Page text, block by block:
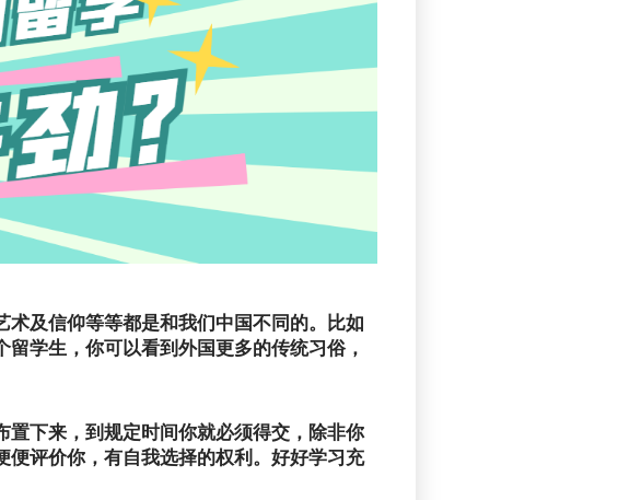
术及信仰等等都是和我们中国不同的。比如
学生，你可以看到外国更多的传统习俗，
置下来，到规定时间你就必须得交，除非你
评价你，有自我选择的权利。好好学习充